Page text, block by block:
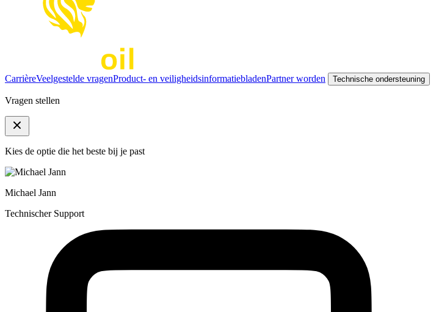
CarrièreVeelgestelde vragenProduct- en veiligheidsinformatiebladenPartner worden Technische ondersteuning
Vragen stellen
Kies de optie die het beste bij je past
Michael Jann
Technischer Support